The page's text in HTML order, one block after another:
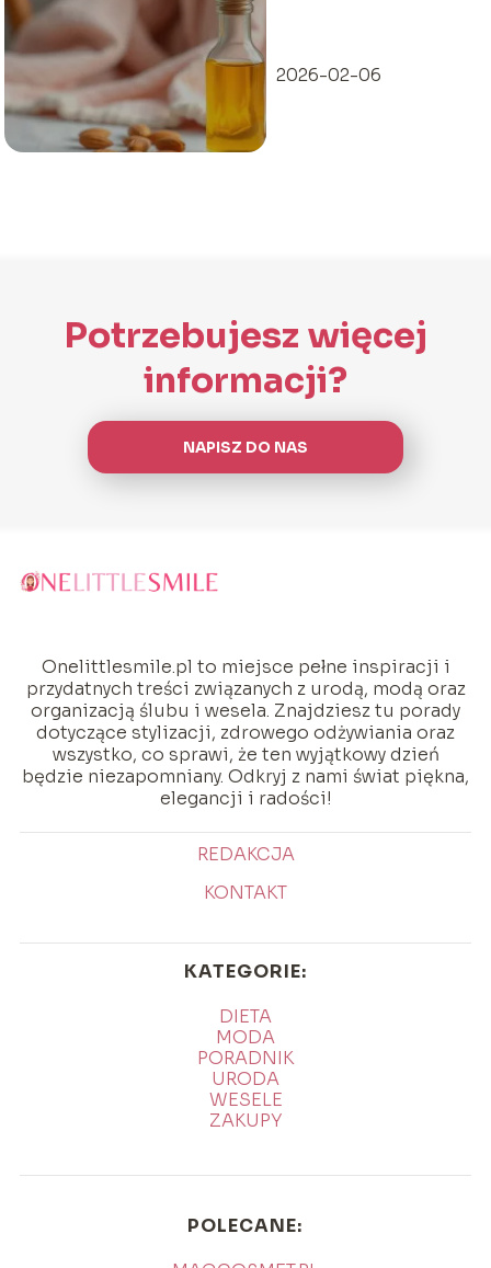
2026-02-06
Potrzebujesz więcej
informacji?
NAPISZ DO NAS
Onelittlesmile.pl to miejsce pełne inspiracji i
przydatnych treści związanych z urodą, modą oraz
organizacją ślubu i wesela. Znajdziesz tu porady
dotyczące stylizacji, zdrowego odżywiania oraz
wszystko, co sprawi, że ten wyjątkowy dzień
będzie niezapomniany. Odkryj z nami świat piękna,
elegancji i radości!
REDAKCJA
KONTAKT
KATEGORIE:
DIETA
MODA
PORADNIK
URODA
WESELE
ZAKUPY
POLECANE: